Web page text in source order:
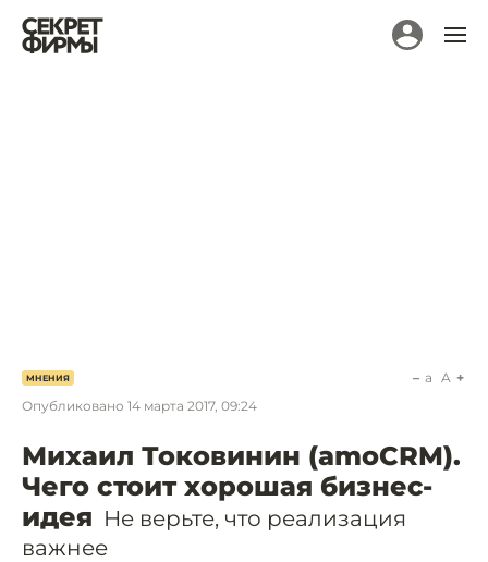
МНЕНИЯ
Опубликовано 14 марта 2017, 09:24
a A
Михаил Токовинин (amoCRM).
Чего стоит хорошая бизнес-
идея Не верьте, что реализация
важнее